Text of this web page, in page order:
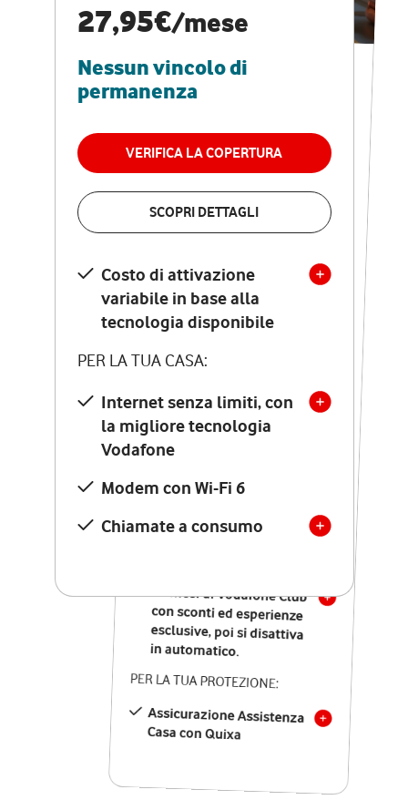
27,95€/mese
Nessun vincolo di
permanenza
VERIFICA LA COPERTURA
SCOPRI DETTAGLI
Costo di attivazione
variabile in base alla
tecnologia disponibile
PER LA TUA CASA:
Internet senza limiti, con
la migliore tecnologia
Vodafone
Modem con Wi-Fi 6
Chiamate a consumo
vantaggi speciali
RETE FISSA + VODAFONE CLUB
29,95€
permanenza
VERIFICA LA COPERTURA
Costo di attivazione
variabile in base alla
tecnologia disponibile
PER LA TUA CASA:
Internet senza limiti, con
la migliore tecnologia
Vodafone
Modem Seven con Wi-Fi 7
Chiamate illimitate verso
numeri fissi e mobili
nazionali
12 mesi di Vodafone Club
con sconti ed esperienze
esclusive, poi si disattiva
in automatico.
PER LA TUA PROTEZIONE:
Assicurazione Assistenza
Casa con Quixa